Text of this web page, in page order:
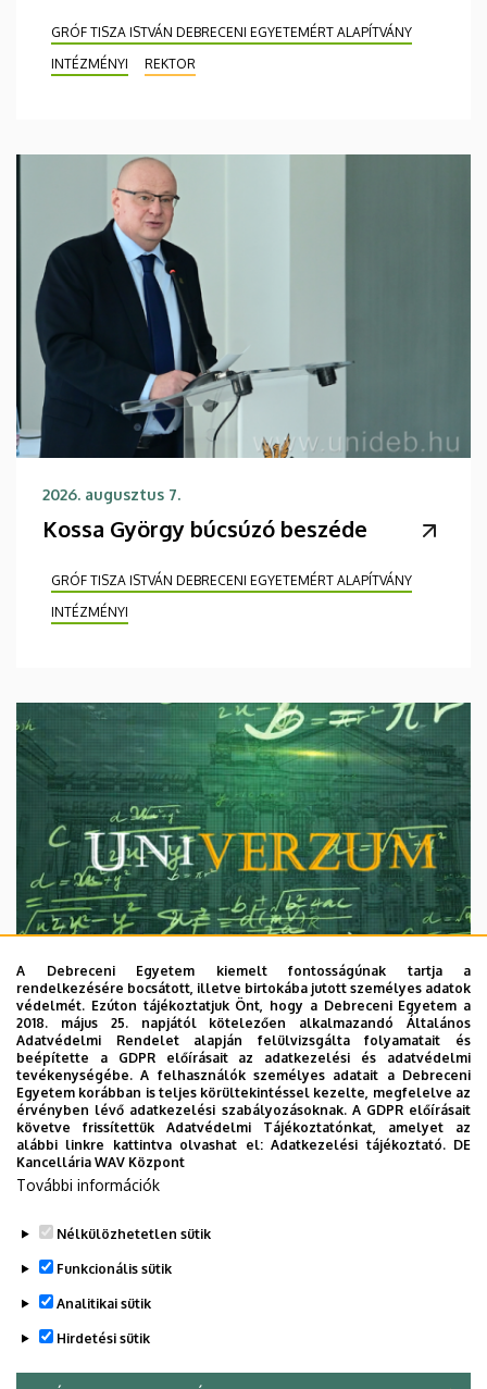
GRÓF TISZA ISTVÁN DEBRECENI EGYETEMÉRT ALAPÍTVÁNY
INTÉZMÉNYI
REKTOR
2026. augusztus 7.
Kossa György búcsúzó beszéde
GRÓF TISZA ISTVÁN DEBRECENI EGYETEMÉRT ALAPÍTVÁNY
INTÉZMÉNYI
2026. augusztus 7.
Univerzum: A Debreceni Egyetem
titkos receptjei
KUTATÁS TUDOMÁNY
A Debreceni Egyetem kiemelt fontosságúnak tartja a
rendelkezésére bocsátott, illetve birtokába jutott személyes adatok
védelmét. Ezúton tájékoztatjuk Önt, hogy a Debreceni Egyetem a
2018. május 25. napjától kötelezően alkalmazandó Általános
Adatvédelmi Rendelet alapján felülvizsgálta folyamatait és
beépítette a GDPR előírásait az adatkezelési és adatvédelmi
tevékenységébe. A felhasználók személyes adatait a Debreceni
Egyetem korábban is teljes körültekintéssel kezelte, megfelelve az
érvényben lévő adatkezelési szabályozásoknak. A GDPR előírásait
követve frissítettük Adatvédelmi Tájékoztatónkat, amelyet az
alábbi linkre kattintva olvashat el:Adatkezelési tájékoztató. DE
Kancellária WAV Központ
További információk
Nélkülözhetetlen sütik
Funkcionális sütik
Analitikai sütik
Hirdetési sütik